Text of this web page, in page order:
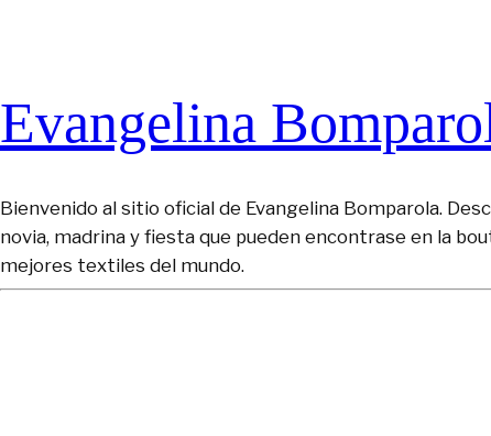
Evangelina
Bienvenido al sitio oficial de Evangelina Bomparola.
novia, madrina y fiesta que pueden encontrase en la
mejores textiles del mundo.